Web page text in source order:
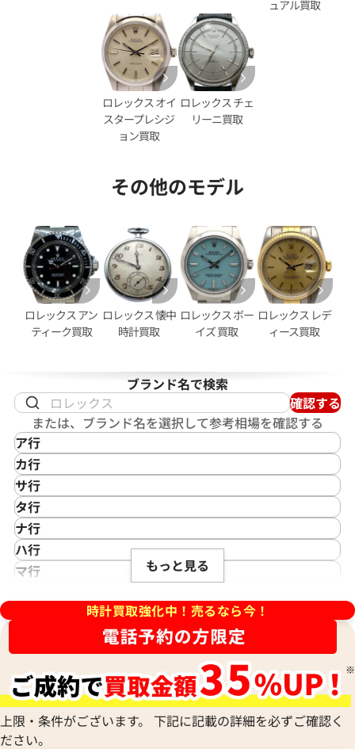
ットマスター 16623 ブラウ
日時点の参考買取価格です
ロレックス ヨットマスター
ン
参考買取価格
1,931,000円
※2024年9月9日時点の参考買
ットマスター40 16623NGS
格
点の参考買取価格です
ロレックス ヨットマスター
ワイト文字盤
参考買取価格
4,254,000円
※2026年4月27日時点の参考
ットマスター 16628 ネイビ
ュアル買取
ロレックス オイ
スタープレシジ
ョン買取
ロレックス チェ
リーニ買取
その他のモデル
ロレックス アン
ティーク買取
ロレックス 懐中
時計買取
ロレックス ボー
イズ 買取
ロレックス レデ
ィース買取
ブランド名で検索
確認する
または、ブランド名を選択して参考相場を確認する
ア行
IKEPOD
アイクポッド
IWC
アイダブリューシー
Azimuth
アジムース
ANONIMO
Alain Silberstein
アラン・シルベスタイン
Armand Nicolet
アルマン・ニコレ
WALTHAM
ウォルサム
HUBLOT
カ行
CASIO
カシオ
Cartier
カルティエ
Gaga Milano
ガガミラノ
Quinting
クインティング
Cuervo y Sobrinos
クエルボ・イ・ソブリノス
CVSTOS
クストス
Chronoswiss
クロノスイス
サ行
Saint Laurent
サンローラン
Shellman
シェルマン
CITIZEN
シチズン
Chopard
ショパール
CHAUMET
ショーメ
Jacob & Co.
タ行
TAG Heuer
タグ・ホイヤー
Daniel Roth
TUDOR
チューダー(チュードル)
ティファニー
Dior
ディオール
ナ行
NOMOS Glashütte
ノモス グラスヒュッテ
ハ行
Hamilton
Harry Winston
ハリー・ウィンストン
Patek Philippe
Panerai
パネライ
Parmigiani Fleurier
パルミジャーニ・フルリエ
マ行
MAURICE LACROIX
モーリス・ラクロア
RALPH LAUREN
ラルフ ローレン
リシャール・ミル
Louis Vuitton
ルイ・ヴィトン
Luminox
もっと見る
時計買取強化中！売るなら今！
上限・条件がございます。 下記に記載の詳細を必ずご確認く
ださい。